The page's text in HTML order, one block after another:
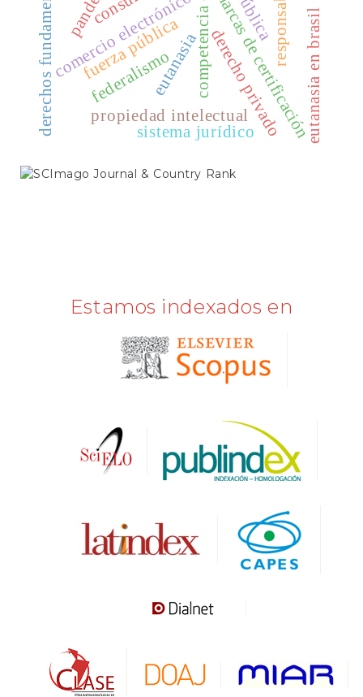
Publindex
SciELO
Scopus
comercio electrónicoderecho privado
marcas de certificación
propiedad intelectual
fuerza pública
derechos fundamentales eutanasia eutanasia en brasil
sistema jurídico
federalismo
SCIMAGO
Estamos indexados en